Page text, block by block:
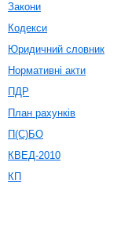
Закони
Кодекси
Юридичний словник
Нормативні акти
ПДР
План рахунків
П(С)БО
КВЕД-2010
КП